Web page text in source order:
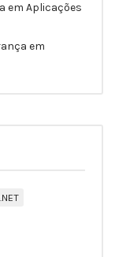
em Aplicações
em